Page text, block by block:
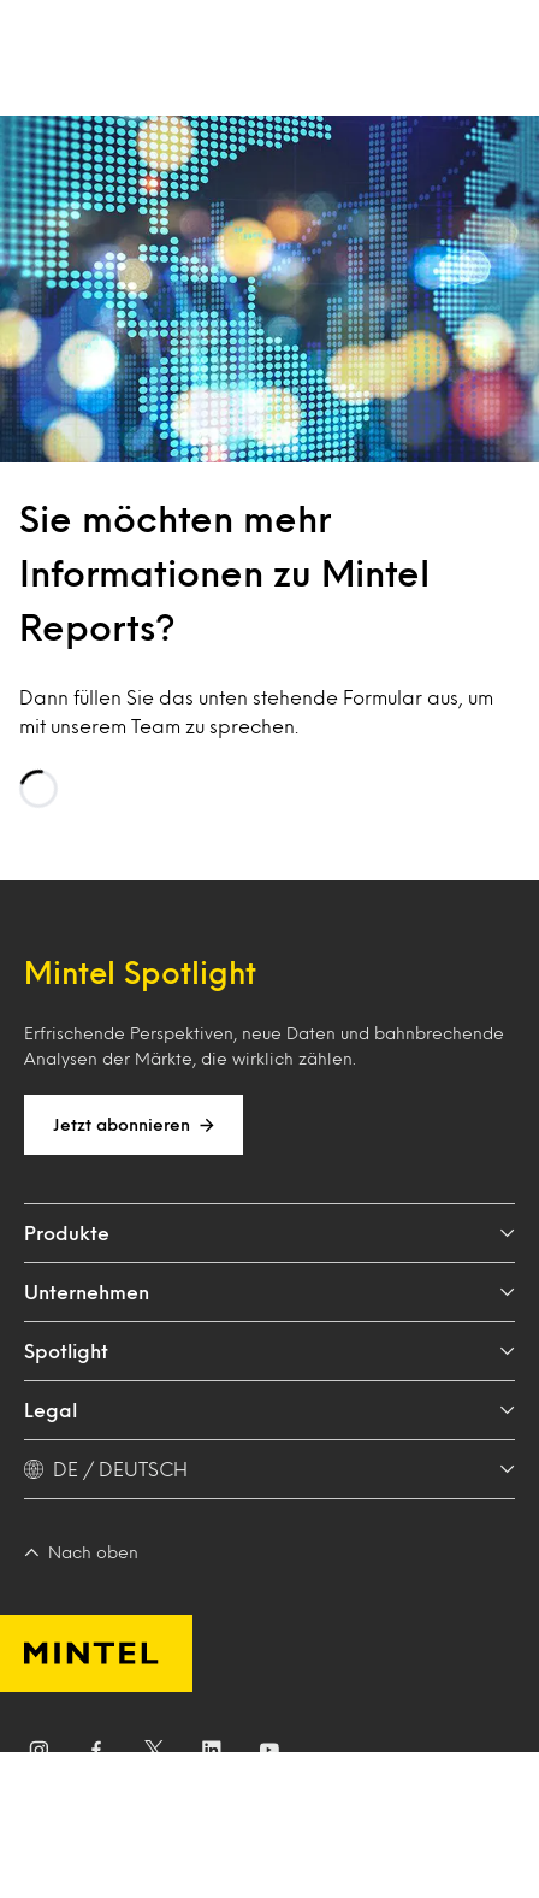
Sie möchten mehr
Informationen zu Mintel
Reports?
Dann füllen Sie das unten stehende Formular aus, um
mit unserem Team zu sprechen.
Mintel Spotlight
Erfrischende Perspektiven, neue Daten und bahnbrechende
Analysen der Märkte, die wirklich zählen.
Jetzt abonnieren
Produkte
Unternehmen
Spotlight
Legal
DE / DEUTSCH
Nach oben